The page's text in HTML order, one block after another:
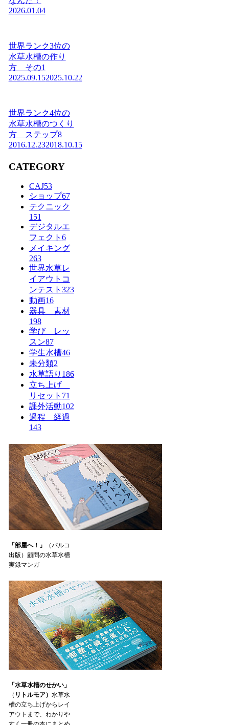
2026.01.04
世界ランク3位の
水草水槽の作り
方 その1
2025.09.152025.10.22
世界ランク4位の
水草水槽のつくり
方 ステップ8
2016.12.232018.10.15
CATEGORY
CAJ53
ショップ67
テクニック
151
デジタルエ
フェクト 6
メイキング
263
世界水草レ
イアウトコ
ンテスト 323
動画16
器具 素材
198
学び レッ
スン87
学生水槽46
未分類2
水草語り 186
立ち上げ
リセット 71
課外活動102
過程 経過
143
「部屋へ！」
（パルコ
出版）顧問の水草水槽
実録マンガ
「水草水槽のせかい」
（ リトルモア） 水草水
槽の立ち上げからレイ
アウトまで、わかりや